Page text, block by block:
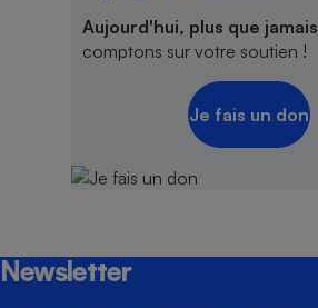
Aujourd'hui, plus que jamais
comptons sur votre soutien !
Je fais un don
Newsletter